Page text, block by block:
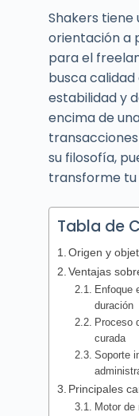
Shakers tiene
orientación a
para el
busca
estabilidad y
encima de
su filosofía,
transforme
Tabla de
Origen y
Ventajas
Enfoque
duración
Proceso
curada
Soporte
Principales
Motor